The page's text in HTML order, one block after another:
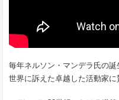
毎年ネルソン・マンデラ氏の
世界に訴えた卓越した活動家に